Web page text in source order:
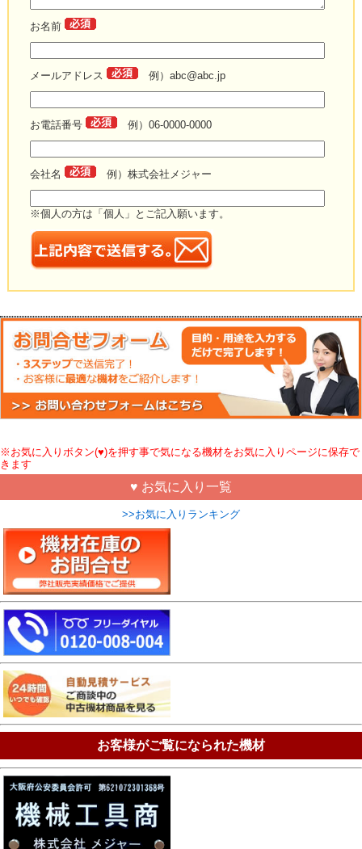
お名前
メールアドレス 例）abc@abc.jp
お電話番号 例）06-0000-0000
会社名 例）株式会社メジャー
※個人の方は「個人」とご記入願います。
※お気に入りボタン(♥)を押す事で気になる機材をお気に入りページに保存で
きます
♥ お気に入り一覧
>>お気に入りランキング
お客様がご覧になられた機材